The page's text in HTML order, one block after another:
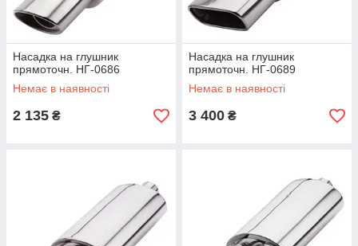
Насадка на глушник
прямоточн. НГ-0686
Немає в наявності
2 135 ₴
Насадка на глушник
прямоточн. НГ-0689
Немає в наявності
3 400 ₴